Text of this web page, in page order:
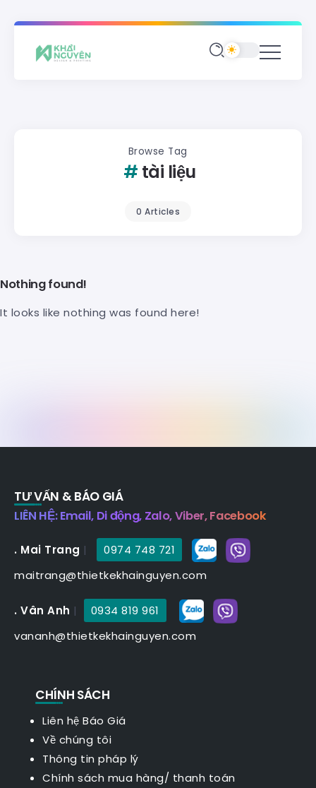
Browse Tag
tài liệu
0 Articles
Nothing found!
It looks like nothing was found here!
TƯ VẤN & BÁO GIÁ
LIÊN HỆ: Email, Di động, Zalo, Viber, Facebook
. Mai Trang |
0974 748 721
maitrang@thietkekhainguyen.com
. Vân Anh |
0934 819 961
vananh@thietkekhainguyen.com
CHÍNH SÁCH
Liên hệ Báo Giá
Về chúng tôi
Thông tin pháp lý
Chính sách mua hàng/ thanh toán